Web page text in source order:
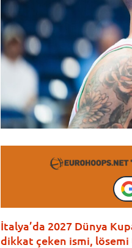
İtalya’da 2027 Dünya
dikkat çeken ismi,